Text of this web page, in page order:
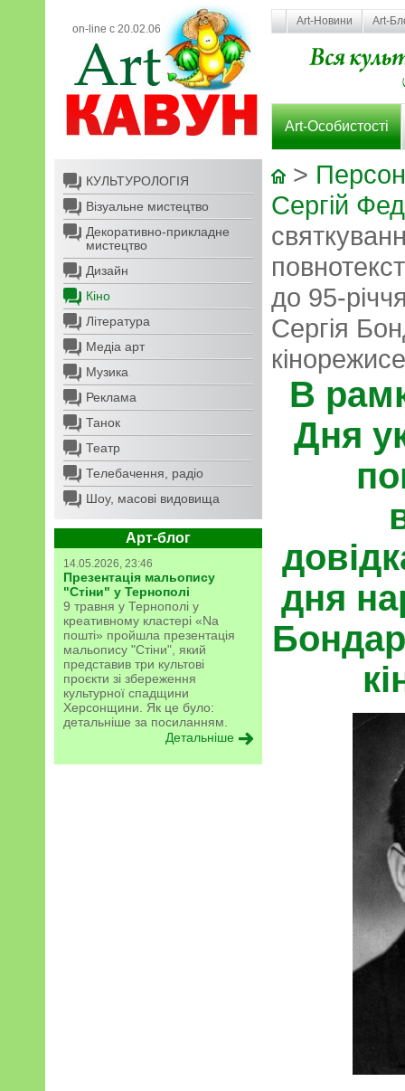
on-line с 20.02.06
Art-Новини Art-
Art-Особистості
КУЛЬТУРОЛОГІЯ
Візуальне мистецтво
Декоративно-прикладне
мистецтво
Дизайн
Кіно
Література
Медіа арт
Музика
Реклама
Танок
Театр
Телебачення, радіо
Шоу, масові видовища
Арт-блог
14.05.2026, 23:46
Презентація мальопису
"Стіни" у Тернополі
9 травня у Тернополі у
креативному кластері «Na
пошті» пройшла презентація
мальопису "Стіни", який
представив три культові
проєкти зі збереження
культурної спадщини
Херсонщини. Як це було:
детальніше за посиланням.
Детальніше
>
Сергій
до 95-
Сергія
В
Дня
дня